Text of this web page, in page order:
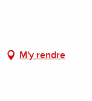
M'y rendre